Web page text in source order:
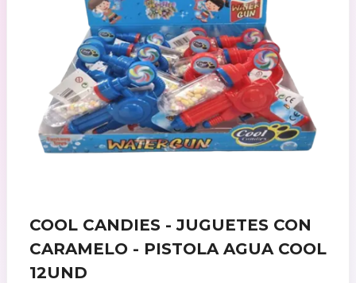
COOL CANDIES - JUGUETES CON
CARAMELO - PISTOLA AGUA COOL
12UND